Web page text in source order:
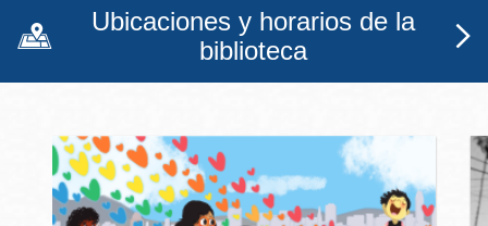
Ubicaciones y horarios de la
biblioteca
Biblioteca Pública de San